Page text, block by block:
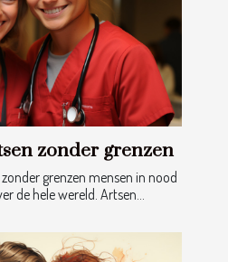
zonder grenzen
grenzen mensen in nood
de hele wereld. Artsen...